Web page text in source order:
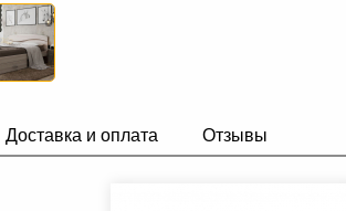
Доставка и оплата Отзывы